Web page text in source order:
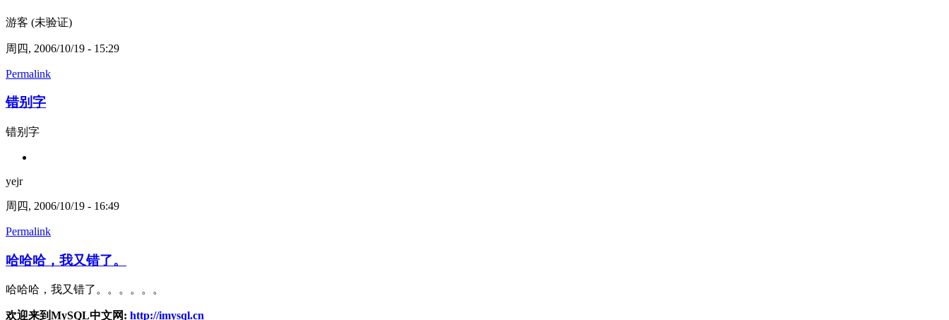
游客 (未验证)
周四, 2006/10/19 - 15:29
Permalink
错别字
错别字
yejr
周四, 2006/10/19 - 16:49
Permalink
哈哈哈，我又错了。
哈哈哈，我又错了。。。。。。
欢迎来到MySQL中文网: http://imysql.cn